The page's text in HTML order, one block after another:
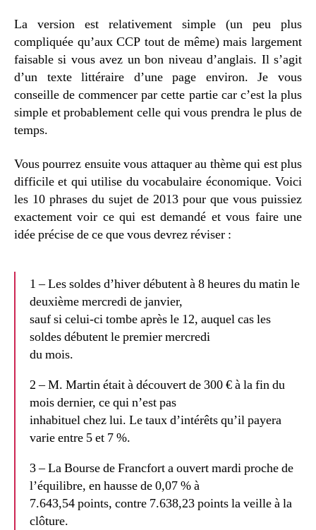
La version est relativement simple (un peu plus
compliquée qu’aux CCP tout de même) mais largement
faisable si vous avez un bon niveau d’anglais. Il s’agit
d’un texte littéraire d’une page environ. Je vous
conseille de commencer par cette partie car c’est la plus
simple et probablement celle qui vous prendra le plus de
temps.
Vous pourrez ensuite vous attaquer au thème qui est plus
difficile et qui utilise du vocabulaire économique. Voici
les 10 phrases du sujet de 2013 pour que vous puissiez
exactement voir ce qui est demandé et vous faire une
idée précise de ce que vous devrez réviser :
1 – Les soldes d’hiver débutent à 8 heures du matin le
deuxième mercredi de janvier,
sauf si celui-ci tombe après le 12, auquel cas les
soldes débutent le premier mercredi
du mois.
2 – M. Martin était à découvert de 300 € à la fin du
mois dernier, ce qui n’est pas
inhabituel chez lui. Le taux d’intérêts qu’il payera
varie entre 5 et 7 %.
3 – La Bourse de Francfort a ouvert mardi proche de
l’équilibre, en hausse de 0,07 % à
7.643,54 points, contre 7.638,23 points la veille à la
clôture.